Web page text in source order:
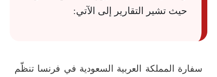
حيث تشير التقارير إلى الآتي:
سفارة المملكة العربية السعودية في فرنسا تنظّم